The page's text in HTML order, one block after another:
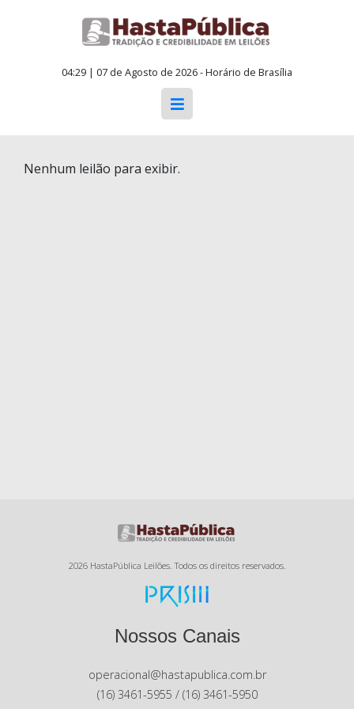
04:29 | 07 de Agosto de 2026 - Horário de Brasília
Nenhum leilão para exibir.
2026 HastaPública Leilões. Todos os direitos reservados.
Nossos Canais
operacional@hastapublica.com.br
(16) 3461-5955 / (16) 3461-5950